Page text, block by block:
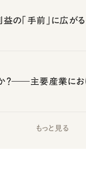
益の「手前」に広
――主要産業におけ
もっと見る